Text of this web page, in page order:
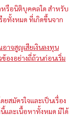
หรือนิติบุคคลใด สำหรับ
อทั้งหมด ที่เกิดขึ้นจาก
าจสูญเสียเงินลงทุน
องอย่างถี่ถ้วนก่อนเริ่ม
สมัครใจและเป็นเรื่อง
และเนื้อหาทั้งหมด มิได้